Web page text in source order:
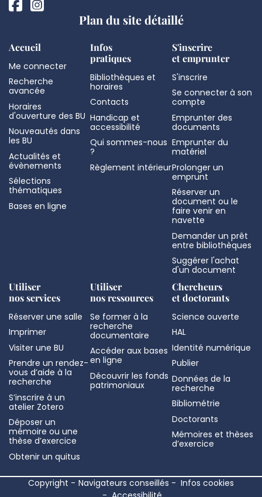
Plan du site détaillé
Accueil
Me connecter
Recherche
avancée
Horaires
d'ouverture des BU
Nouveautés dans
les BU
Actualités et
évènements
Sélections
thématiques
Bases en ligne
Infos
pratiques
Bibliothèques et
horaires
Contacts
Handicap et
accessibilité
Qui sommes-nous
?
Règlement intérieur
S'inscrire
et emprunter
S'inscrire
Se connecter à son
compte
Emprunter des
documents
Emprunter du
matériel
Prolonger un
emprunt
Réserver un
document ou le
faire venir en
navette
Demander un prêt
entre bibliothèques
Suggérer l'achat
d'un document
Utiliser
nos services
Réserver une salle
Imprimer
Visiter une BU
Prendre un rendez-
vous d’aide à la
recherche
S’inscrire à un
atelier Zotero
Déposer un
mémoire ou une
thèse d’exercice
Obtenir un quitus
Utiliser
nos ressources
Se former à la
recherche
documentaire
Accéder aux bases
en ligne
Découvrir les fonds
patrimoniaux
Chercheurs
et doctorants
Science ouverte
HAL
Identité numérique
Publier
Données de la
recherche
Bibliométrie
Doctorants
Mémoires et thèses
d’exercice
Copyright Navigateurs conseillés
Infos cookies